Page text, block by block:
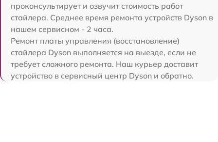
проконсультирует и озвучит стоимость работ
стайлера. Среднее время ремонта устройств Dyson в
нашем сервисном - 2 часа.
Ремонт платы управления (восстановление)
стайлера Dyson выполняется на выезде, если не
требует сложного ремонта. Наш курьер доставит
устройство в сервисный центр Dyson и обратно.